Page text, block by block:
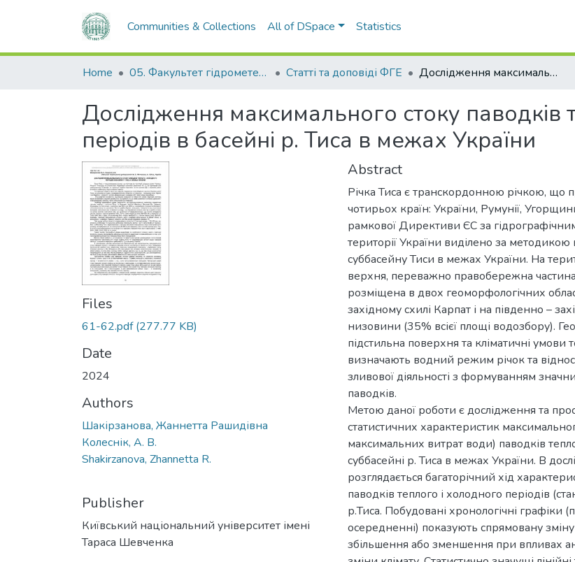
Communities & Collections All of DSpace Statistics
Home 05. Факультет гідрометеорології і екології Статті та доповіді ФГЕ Дослідження максимального стоку паводків теплого і холодного періодів в басейні р. Тиса в межах України
Дослідження максимального стоку паводків
періодів в басейні р. Тиса в межах України
Files
61-62.pdf(277.77 KB)
Date
2024
Authors
Шакірзанова, Жаннетта Рашидівна
Колеснік, А. В.
Shakirzanova, Zhannetta R.
Publisher
Київський національний університет імені
Тараса Шевченка
Abstract
Річка Тиса є транскордонною річкою, що
чотирьох країн: України, Румунії,
рамкової Директиви ЄС за
території України виділено за
суббасейну Тиси в межах України. На
верхня, переважно правобережна
розміщена в двох геоморфологічних
західному схилі Карпат і на південно –
низовини (35% всієї площі водозбору).
підстильна поверхня та кліматичні умови
визначають водний режим річок та
зливової діяльності з формуванням
паводків.
Метою даної роботи є дослідження та
статистичних характеристик
максимальних витрат води) паводків
суббасейні р. Тиса в межах України. В
розглядається багаторічний хід
паводків теплого і холодного періодів
р.Тиса. Побудовані хронологічні графіки
осередненні) показують спрямовану
збільшення або зменшення при впливах